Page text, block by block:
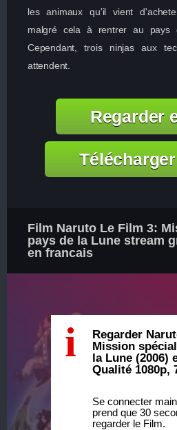
les animaux qu'il vient
malgré cela à rentrer au pays
Cependant, trois ninjas aux
attendent.
Regarder
Film Naruto Le Film 3:
pays de la Lune stream
en francais
i
Regarder
Mission
la Lune (2006)
Qualité 1080p,
Se connecter
prend que 30
regarder le Film.